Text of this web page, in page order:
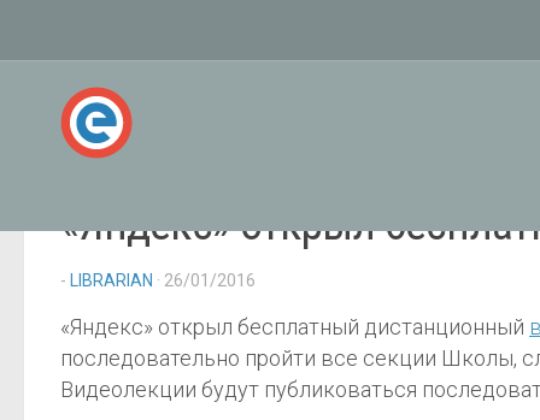
«Яндекс» открыл
- LIBRARIAN · 26/01/2016
«Яндекс» открыл бесплатный дистанционный
последовательно пройти все секции Школы,
Видеолекции будут публиковаться